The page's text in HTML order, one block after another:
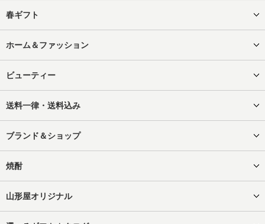
春ギフト
ホーム＆ファッション
ビューティー
送料一律・送料込み
ブランド＆ショップ
焼酎
山形屋オリジナル